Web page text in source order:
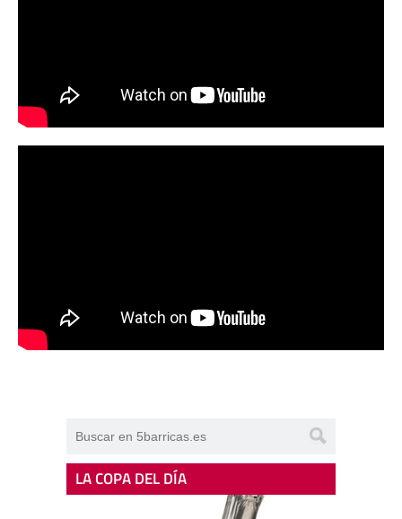
LA COPA DEL DÍA